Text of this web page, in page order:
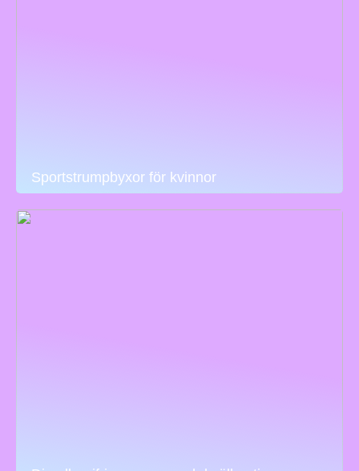
Sportstrumpbyxor för kvinnor